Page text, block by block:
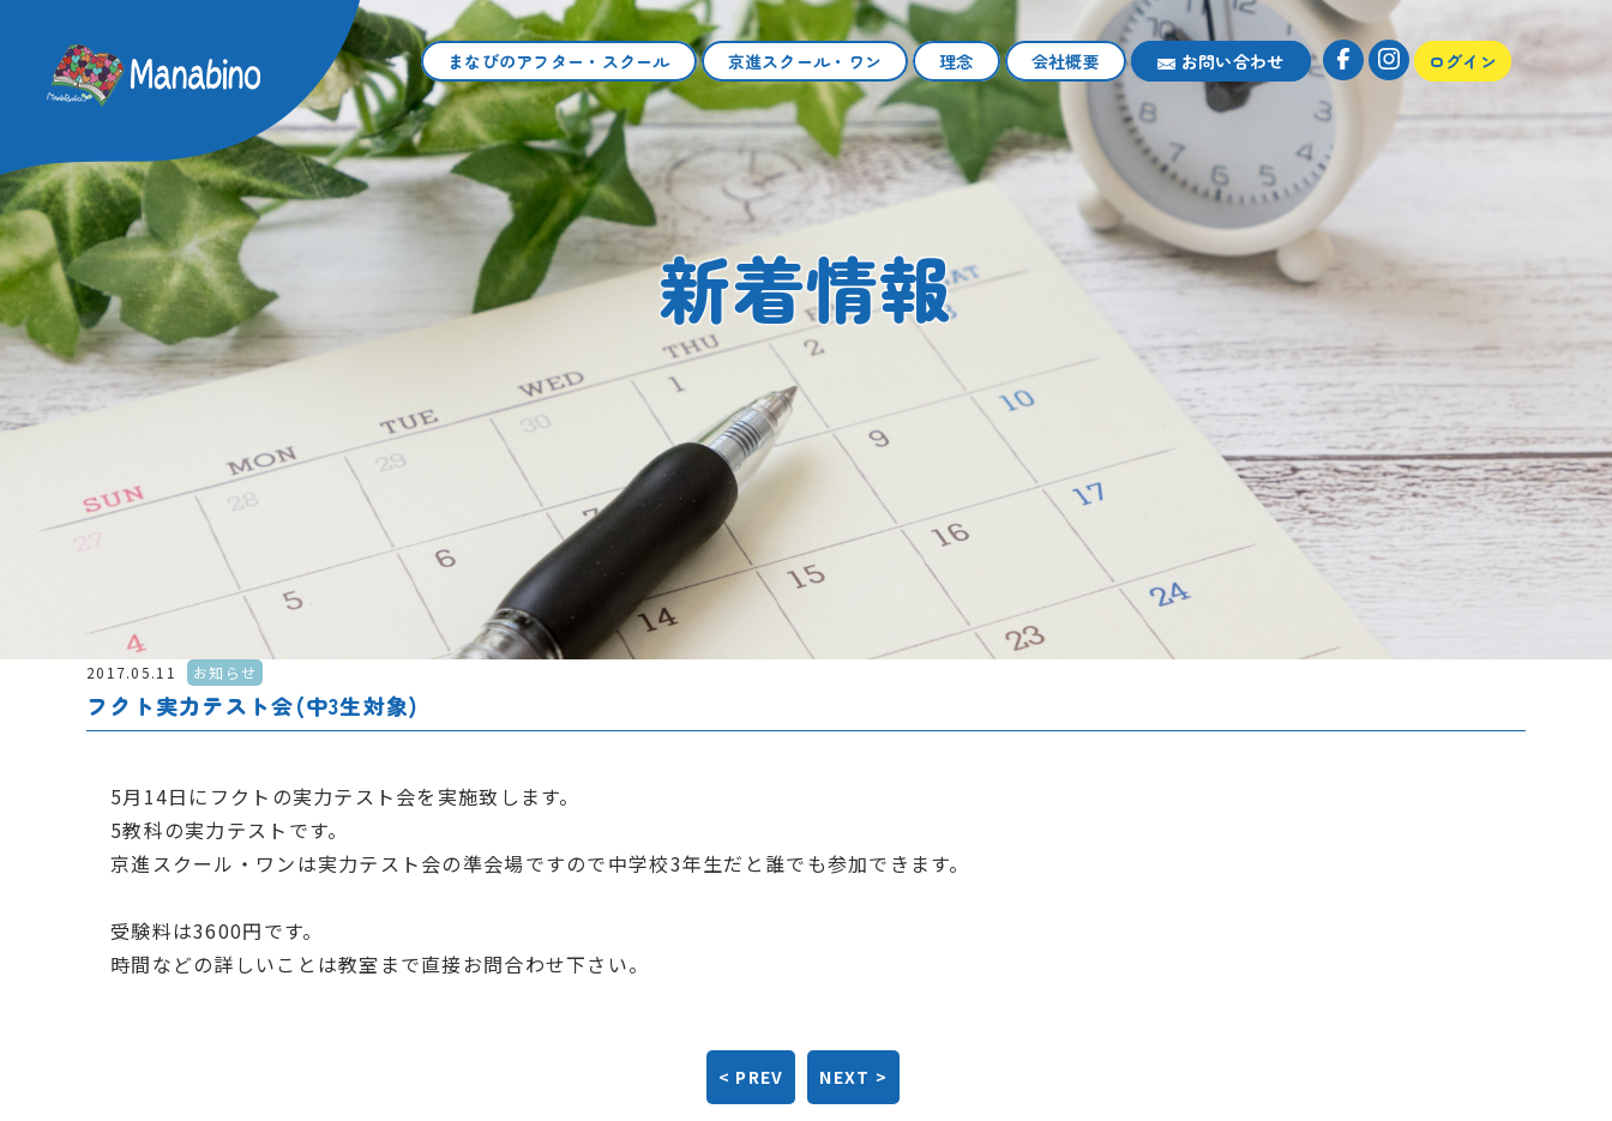
学習付き学童保育まなびのアフタースクール|個別指導 京進スクール・ワン
新着情報
2017.05.11 お知らせ
フクト実力テスト会(中3生対象)
5月14日にフクトの実力テスト会を実施致します。
5教科の実力テストです。
京進スクール・ワンは実力テスト会の準会場ですので中学校3年生だと誰でも参加できます。
受験料は3600円です。
時間などの詳しいことは教室まで直接お問合わせ下さい。
< PREV NEXT >
まなびのアフター・スクール 京進スクール・ワン 理念 会社概要 お問い合わせ ログイン